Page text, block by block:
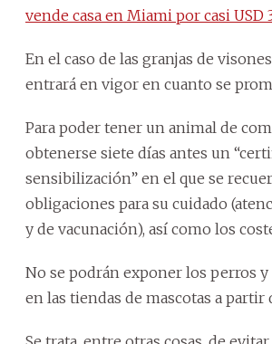
vende casa en Miami por casi USD
En el caso de las granjas de
entrará en vigor en cuanto se
Para poder tener un animal de
obtenerse siete días antes un
sensibilización” en el que se
obligaciones para su cuidado
y de vacunación), así como los
No se podrán exponer los perros y
en las tiendas de mascotas a partir